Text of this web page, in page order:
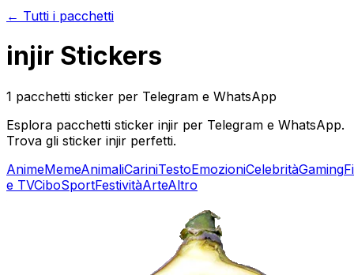
← Tutti i pacchetti
injir Stickers
1 pacchetti sticker per Telegram e WhatsApp
Esplora pacchetti sticker injir per Telegram e WhatsApp.
Trova gli sticker injir perfetti.
AnimeMemeAnimaliCariniTestoEmozioniCelebritàGaming
e TVCiboSportFestivitàArteAltro